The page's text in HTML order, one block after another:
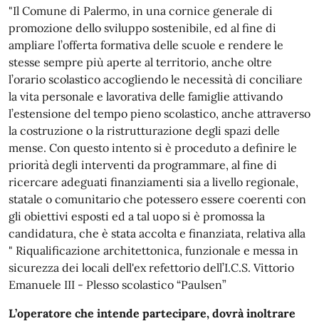
"Il Comune di Palermo, in una cornice generale di
promozione dello sviluppo sostenibile, ed al fine di
ampliare l’offerta formativa delle scuole e rendere le
stesse sempre più aperte al territorio, anche oltre
l’orario scolastico accogliendo le necessità di conciliare
la vita personale e lavorativa delle famiglie attivando
l’estensione del tempo pieno scolastico, anche attraverso
la costruzione o la ristrutturazione degli spazi delle
mense. Con questo intento si è proceduto a definire le
priorità degli interventi da programmare, al fine di
ricercare adeguati finanziamenti sia a livello regionale,
statale o comunitario che potessero essere coerenti con
gli obiettivi esposti ed a tal uopo si è promossa la
candidatura, che è stata accolta e finanziata, relativa alla
" Riqualificazione architettonica, funzionale e messa in
sicurezza dei locali dell'ex refettorio dell’I.C.S. Vittorio
Emanuele III - Plesso scolastico “Paulsen”
L’operatore che intende partecipare, dovrà inoltrare